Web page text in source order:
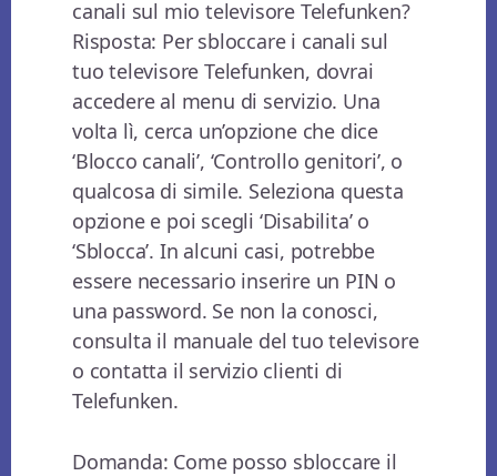
canali sul mio televisore Telefunken?
Risposta: Per sbloccare i canali sul
tuo televisore Telefunken, dovrai
accedere al menu di servizio. Una
volta lì, cerca un’opzione che dice
‘Blocco canali’, ‘Controllo genitori’, o
qualcosa di simile. Seleziona questa
opzione e poi scegli ‘Disabilita’ o
‘Sblocca’. In alcuni casi, potrebbe
essere necessario inserire un PIN o
una password. Se non la conosci,
consulta il manuale del tuo televisore
o contatta il servizio clienti di
Telefunken.
Domanda: Come posso sbloccare il